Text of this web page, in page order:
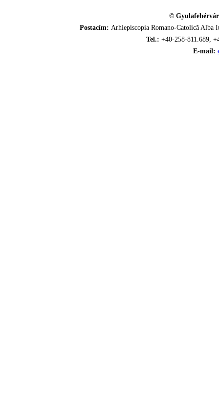
©
Postacím: Arhiepiscopia Romano-Catolică
Tel.: +40-258-811.689,
E-mail: